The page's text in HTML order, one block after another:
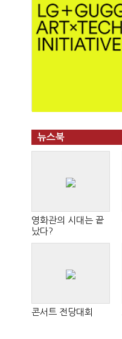
뉴스북
영화관의 시대는 끝
났다?
콘서트 전당대회